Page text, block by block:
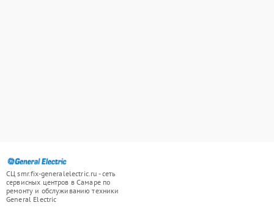
СЦ smr.fix-generalelectric.ru - сеть
сервисных центров в Самаре по
ремонту и обслуживанию техники
General Electric